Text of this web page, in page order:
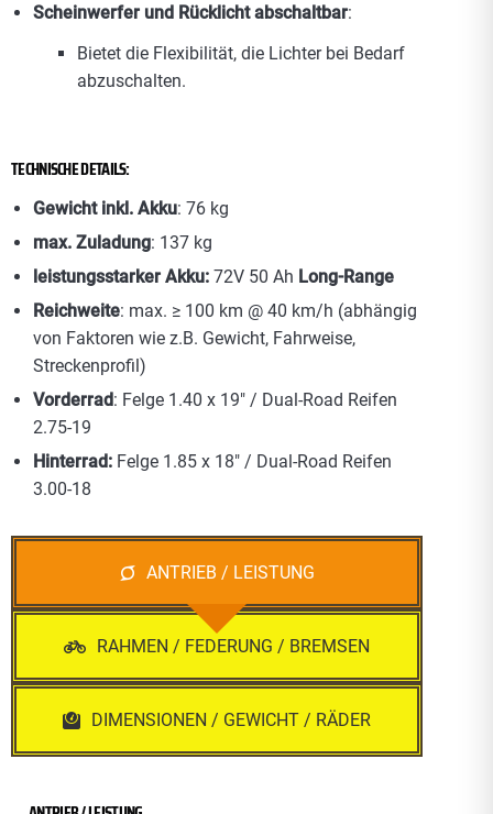
Scheinwerfer und Rücklicht abschaltbar:
Bietet die Flexibilität, die Lichter bei Bedarf
abzuschalten.
TECHNISCHE DETAILS:
Gewicht inkl. Akku: 76 kg
max. Zuladung: 137 kg
leistungsstarker Akku: 72V 50 Ah Long-Range
Reichweite: max. ≥ 100 km @ 40 km/h (abhängig
von Faktoren wie z.B. Gewicht, Fahrweise,
Streckenprofil)
Vorderrad: Felge 1.40 x 19″ / Dual-Road Reifen
2.75-19
Hinterrad: Felge 1.85 x 18″ / Dual-Road Reifen
3.00-18
ANTRIEB / LEISTUNG
RAHMEN / FEDERUNG / BREMSEN
DIMENSIONEN / GEWICHT / RÄDER